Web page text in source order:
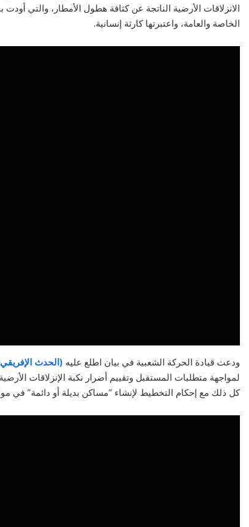
الانزلاقات الأرضية الناتجة عن كثافة هطول الأمطار، والتي
الخاصة والعامة، واعتبرتها كارثة إنسانية.
ودعت قيادة الحركة الشعبية في بيان اطلع عليه (الحدث
لمواجهة متطلبات المستقبل وتقييم أضرار نكبة الإنزلاقات
كل ذلك مع إحكام التخطيط لإنشاء “مساكن بديلة أو دائمة” في